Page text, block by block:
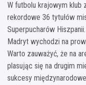
W futbolu krajowym klub
rekordowe 36 tytułów
Superpucharów
Madryt wychodzi na
Warto zauważyć, że na
plasując się na drugim
sukcesy